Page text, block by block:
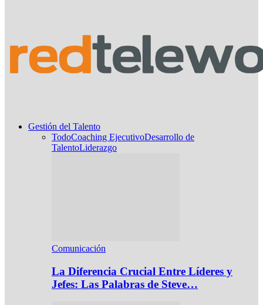
Gestión del Talento
TodoCoaching EjecutivoDesarrollo de
TalentoLiderazgo
Comunicación
La Diferencia Crucial Entre Líderes y
Jefes: Las Palabras de Steve…